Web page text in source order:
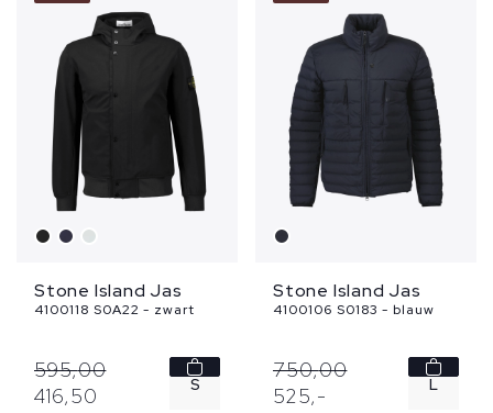
Stone Island Jas
4100118 S0A22 - zwart
595,00
416,50 S
Stone Island Jas
4100106 S0183 - blauw
750,00
525,- L